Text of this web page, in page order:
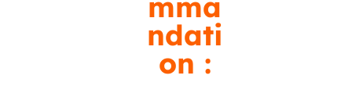
ndati
on :